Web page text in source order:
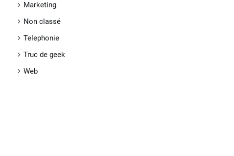
Marketing
Non classé
Telephonie
Truc de geek
Web